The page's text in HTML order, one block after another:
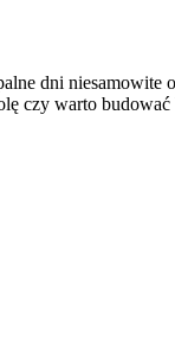
dni niesamowite
czy warto